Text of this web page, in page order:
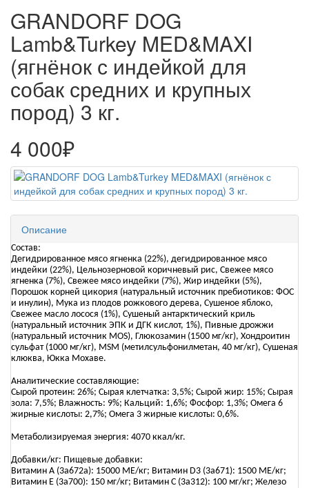
GRANDORF DOG
Lamb&Turkey MED&MAXI
(ягнёнок с индейкой для
собак средних и крупных
пород) 3 кг.
4 000₽
Описание
Состав:
Дегидрированное мясо ягненка (22%), дегидрированное мясо
индейки (22%), Цельнозерновой коричневый рис, Свежее мясо
ягненка (7%), Свежее мясо индейки (7%), Жир индейки (5%),
Порошок корней цикория (натуральный источник пребиотиков: ФОС
и инулин), Мука из плодов рожкового дерева, Сушеное яблоко,
Свежее масло лосося (1%), Сушеный антарктический криль
(натуральный источник ЭПК и ДГК кислот, 1%), Пивные дрожжи
(натуральный источник MOS), Глюкозамин (1500 мг/кг), Хондроитин
сульфат (1000 мг/кг), MSM (метилсульфонилметан, 40 мг/кг), Сушеная
клюква, Юкка Мохаве.
Аналитические составляющие:
Сырой протеин: 26%; Сырая клетчатка: 3,5%; Сырой жир: 15%; Сырая
зола: 7,5%; Влажность: 9%; Кальций: 1,6%; Фосфор: 1,3%; Омега 6
жирные кислоты: 2,7%; Омега 3 жирные кислоты: 0,6%.
Метаболизируемая энергия: 4070 ккал/кг.
Добавки/кг: Пищевые добавки:
Витамин А (3а672а): 15000 МЕ/кг; Витамин D3 (3а671): 1500 МЕ/кг;
Витамин Е (3а700): 150 мг/кг; Витамин С (3а312): 100 мг/кг; Железо